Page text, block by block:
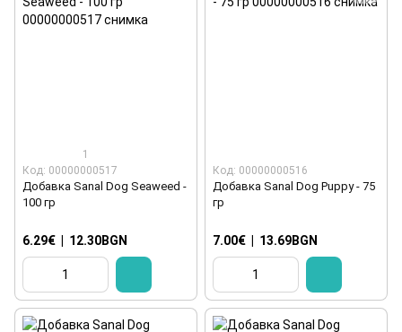
1
Код: 00000000517
Добавка Sanal Dog Seaweed -
100 гр
6.29€ 12.30BGN
Код: 00000000516
Добавка Sanal Dog Puppy - 75
гр
7.00€ 13.69BGN